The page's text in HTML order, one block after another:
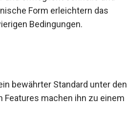
Form erleichtern das
Bedingungen.
bewährter Standard unter den
machen ihn zu einem